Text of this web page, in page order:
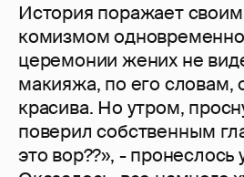
История поражает
комизмом
церемонии жених не
макияжа, по его словам,
красива. Но утром,
поверил собственным
это вор??», - пронеслось